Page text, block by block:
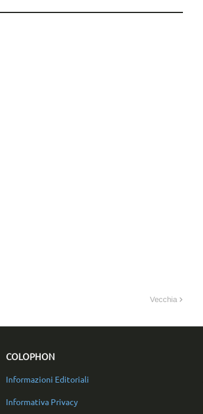
Vecchia
COLOPHON
Informazioni Editoriali
Informativa Privacy